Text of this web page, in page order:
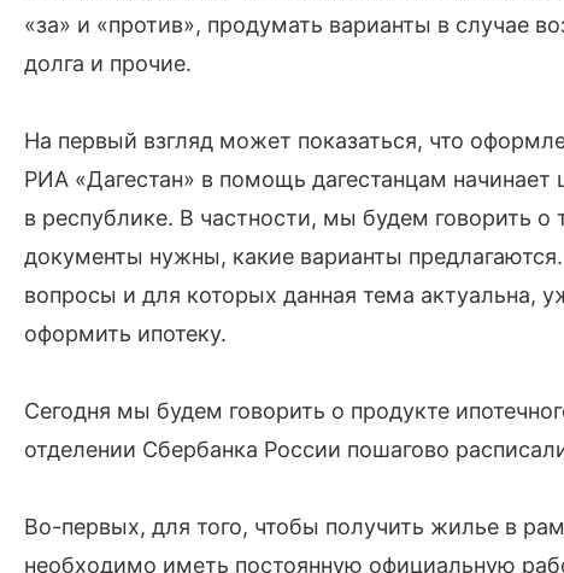
«за» и «против», продумать варианты в случае
долга и прочие.
На первый взгляд может показаться, что
РИА «Дагестан» в помощь дагестанцам
в республике. В частности, мы будем говорить о
документы нужны, какие варианты
вопросы и для которых данная тема актуальна,
оформить ипотеку.
Сегодня мы будем говорить о продукте
отделении Сбербанка России пошагово
Во-первых, для того, чтобы получить жилье в
необходимо иметь постоянную официальную